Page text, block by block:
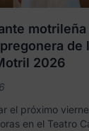
de
2026
el próximo
en el Teatro